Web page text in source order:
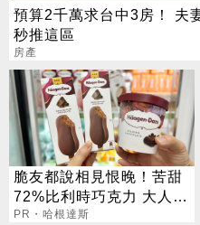
預算2千萬求台中3房！ 夫
秒推這區
房產
脆友都說相見恨晚！苦甜
72%比利時巧克力 大人味
爆紅！
PR・哈根達斯